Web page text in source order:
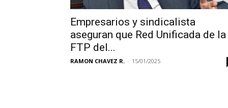
Empresarios y sindicalista
aseguran que Red Unificada de la
FTP del...
RAMON CHAVEZ R. - 15/01/2025